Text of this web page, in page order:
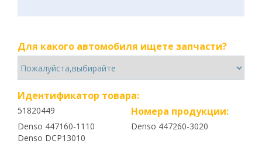
Для какого автомобиля ищете запчасти?
Идентификатор товара:
51820449 Номера продукции:
Denso 447160-1110
Denso 447260-3020
Denso DCP13010